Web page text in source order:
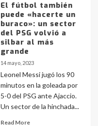
El fútbol también
puede «hacerte un
buraco»: un sector
del PSG volvió a
silbar al más
grande
14 mayo, 2023
Leonel Messi jugó los 90
minutos en la goleada por
5-0 del PSG ante Ajaccio.
Un sector de la hinchada...
Read More